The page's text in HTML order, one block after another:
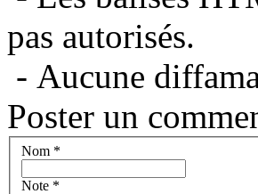
pas autorisés.
- Aucune
Poster un
Nom *
Note *